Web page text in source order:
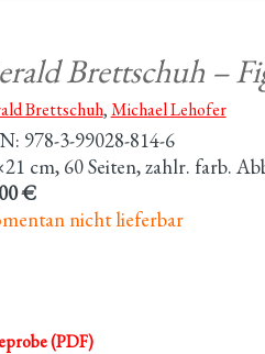
Brettschuh –
Brettschuh,Michael Lehofer
978-3-99028-814-6
cm, 60 Seiten, zahlr. farb.
€
nicht lieferbar
(PDF)